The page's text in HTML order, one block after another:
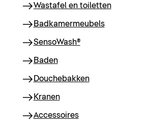
Wastafel en toiletten
Badkamermeubels
SensoWash®
Baden
Douchebakken
Kranen
Accessoires